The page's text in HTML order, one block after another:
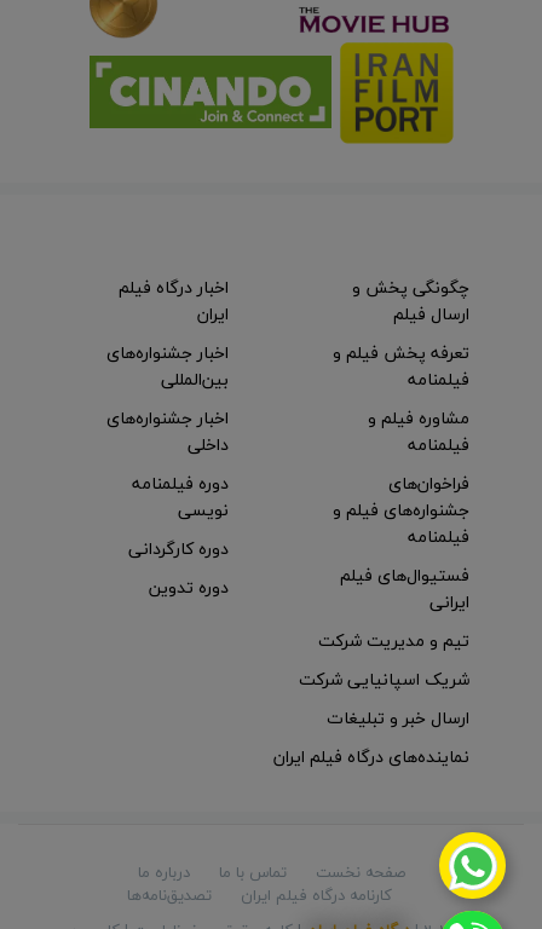
چگونگی پخش و
ارسال فیلم
تعرفه پخش فیلم و
فیلمنامه
مشاوره فیلم و
فیلمنامه
اخبار درگاه فیلم
ایران
اخبار جشنواره‌های
بین‌المللی
اخبار جشنواره‌های
داخلی
فراخوان‌های
جشنواره‌های فیلم و
فیلمنامه
فستیوال‌های فیلم
ایرانی
دوره فیلمنامه
نویسی
دوره کارگردانی
دوره تدوین
تیم و مدیریت شرکت
شریک اسپانیایی شرکت
ارسال خبر و تبلیغات
نماینده‌های درگاه فیلم ایران
صفحه نخست تماس با ما
درباره ما
کارنامه درگاه فیلم ایران
تصدیق‌نامه‌ها